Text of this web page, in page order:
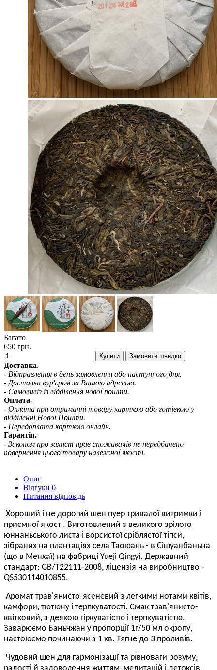
Багато
650 грн.
Купити Замовити швидко
Доставка.
- Відправлення в день замовлення або наступного дня.
- Доставка кур'єром за Вашою адресою.
- Самовивіз із відділення нової пошти.
Оплата.
- Оплата при отриманні товару карткою або готівкою у
відділенні Нової Пошти.
- Передоплата карткою онлайн.
Гарантія.
- Законом про захист прав споживачів не передбачено
повернення цього товару належної якості.
Опис
Відгуки 0
Питання відповідь
Хороший і не дорогий шен пуер тривалої витримки і
приємної якості. Виготовлений з великого зрілого
юннаньського листа і ворсистої сріблястої тіпси,
зібраних на плантаціях села Таоюань - в Сішуанбаньна
(що в Менхаї) на фабриці Yueji Qingyi. Державний
стандарт: GB/T22111-2008, ліцензія на виробництво -
QS530114010855.
Аромат трав'янисто-ясеневий з легкими нотами квітів,
камфори, тютюну і терпкуватості. Смак трав'янисто-
квітковий, з деякою гіркуватістю і терпкуватістю.
Заварюємо Баньчжан у пропорції 1г/50 мл окропу,
настоюємо починаючи з 1 хв. Тягне до 3 проливів.
Чудовий шен для гармонізації та рівноваги розуму,